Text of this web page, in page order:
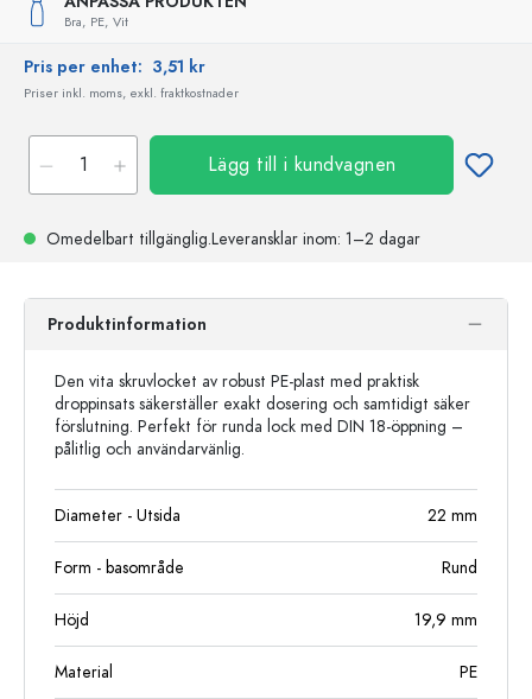
Bra, PE, Vit
Pris per enhet: 3,51 kr
Priser inkl. moms, exkl. fraktkostnader
Lägg till i kundvagnen
Omedelbart tillgänglig.Leveransklar inom: 1–2 dagar
Produktinformation
Den vita skruvlocket av robust PE-plast med praktisk
droppinsats säkerställer exakt dosering och samtidigt säker
förslutning. Perfekt för runda lock med DIN 18-öppning –
pålitlig och användarvänlig.
Diameter - Utsida 22 mm
Form - basområde Rund
Höjd 19,9 mm
Material PE